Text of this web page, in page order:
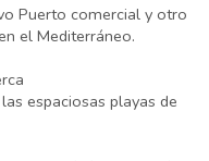
Puerto comercial y otro
el Mediterráneo.
espaciosas playas de